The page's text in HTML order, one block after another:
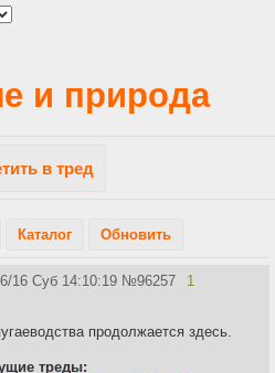
и природа
в тред
Каталог Обновить
16 Суб 14:10:19 №96257 1
продолжается здесь.
треды: